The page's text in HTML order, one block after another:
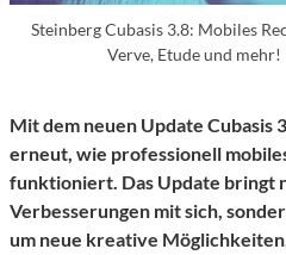
Steinberg Cubasis 3.8: Mobiles
Verve, Etude und mehr!
Mit dem neuen Update Cubasis
erneut, wie professionell
funktioniert. Das Update bringt
Verbesserungen mit sich,
um neue kreative